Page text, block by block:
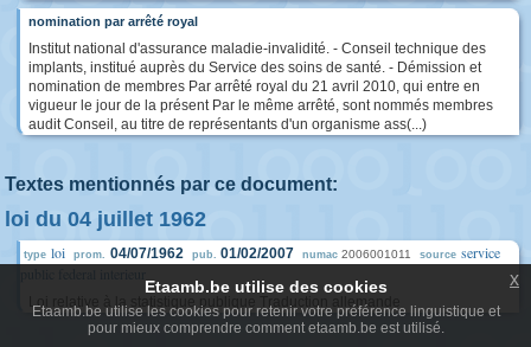
nomination par arrêté royal
Institut national d'assurance maladie-invalidité. - Conseil technique des
implants, institué auprès du Service des soins de santé. - Démission et
nomination de membres Par arrêté royal du 21 avril 2010, qui entre en
vigueur le jour de la présent Par le même arrêté, sont nommés membres
audit Conseil, au titre de représentants d'un organisme ass(...)
Textes mentionnés par ce document:
loi du 04 juillet 1962
type loi prom. 04/07/1962 pub. 01/02/2007 numac 2006001011 source service
Loi relative à la statistique publique Traduction allemande
Etaamb.be utilise des cookies
Etaamb.be utilise les cookies pour retenir votre préférence linguistique et
pour mieux comprendre comment etaamb.be est utilisé.
x